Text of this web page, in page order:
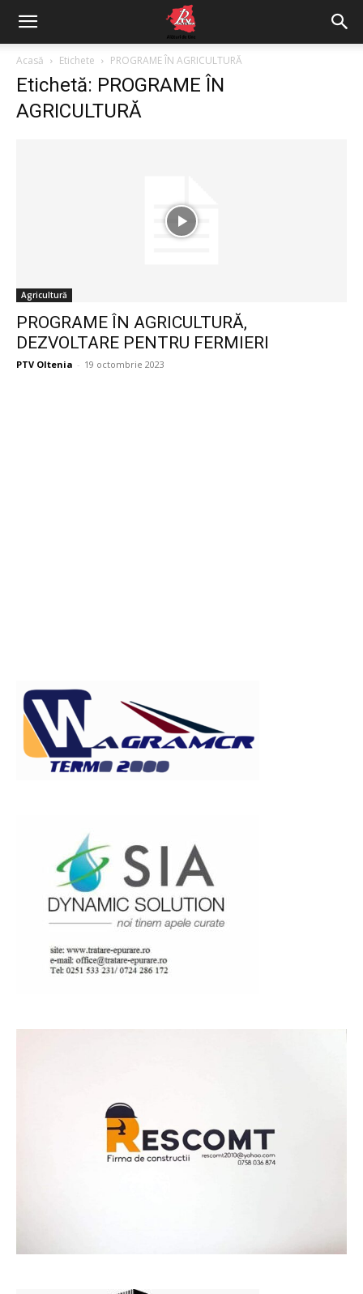
Acasă Etichete PROGRAME ÎN AGRICULTURĂ
Etichetă: PROGRAME ÎN
AGRICULTURĂ
Agricultură
PROGRAME ÎN AGRICULTURĂ,
DEZVOLTARE PENTRU FERMIERI
PTV Oltenia - 19 octombrie 2023